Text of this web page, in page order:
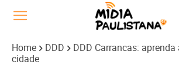
Home DDD
DDD Carrancas:
cidade